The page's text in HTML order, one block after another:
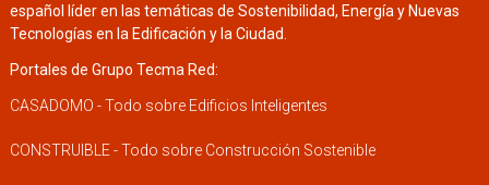
español líder en las temáticas de Sostenibilidad, Energía y Nuevas
Tecnologías en la Edificación y la Ciudad.
Portales de Grupo Tecma Red:
CASADOMO - Todo sobre Edificios Inteligentes
CONSTRUIBLE - Todo sobre Construcción Sostenible